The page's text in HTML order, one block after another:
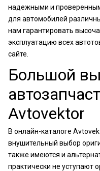
надежными и
для автомобилей
нам гарантировать
эксплуатацию всех
сайте.
Большой
Avtovektor
В онлайн-каталоге
внушительный выбор
также имеются и
практически не уступают